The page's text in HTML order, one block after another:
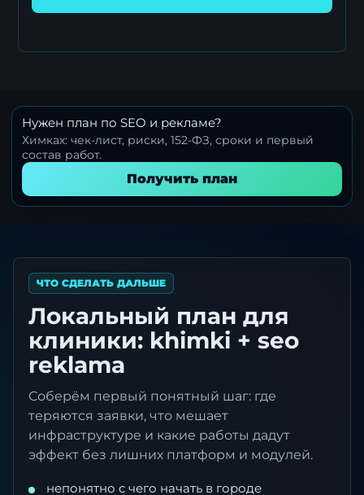
Нужен план по SEO и рекламе?
Химках: чек-лист, риски, 152-ФЗ, сроки и первый
состав работ.
Получить план
ЧТО СДЕЛАТЬ ДАЛЬШЕ
Локальный план для
клиники: khimki + seo
reklama
Соберём первый понятный шаг: где
теряются заявки, что мешает
инфраструктуре и какие работы дадут
эффект без лишних платформ и модулей.
непонятно с чего начать в городе